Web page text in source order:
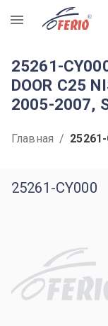
R
25261-
DOOR C25
2005-2007,
Главная /
25261-CY000